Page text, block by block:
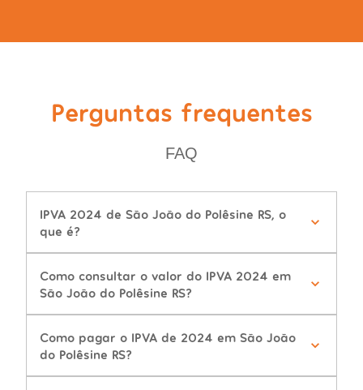
Perguntas frequentes
FAQ
IPVA 2024 de São João do Polêsine RS, o
que é?
Como consultar o valor do IPVA 2024 em
São João do Polêsine RS?
Como pagar o IPVA de 2024 em São João
do Polêsine RS?